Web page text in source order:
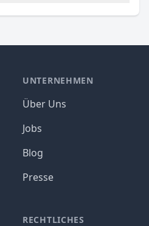
UNTERNEHMEN
Über Uns
Jobs
Blog
Presse
RECHTLICHES